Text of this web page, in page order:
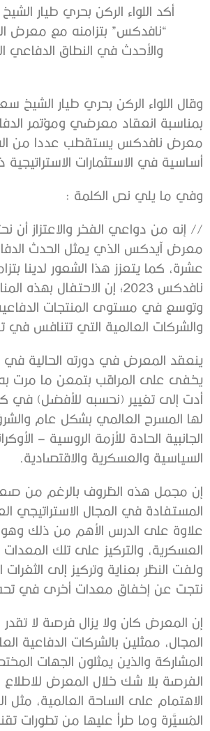
أكد اللواء الركن بحري طيار
والأحدث في النطاق الدفاعي
وقال اللواء الركن بحري طيار
معرض نافدكس يستقطب عددا من
أساسية في الاستثمارات
وفي ما يلي نص الكلمة :
// إنه من دواعي الفخر والاعتزاز أن
معرض آيدكس الذي يمثل الحدث
عشرة، كما يتعزز هذا الشعور لدينا
نافدكس 2023؛ إن
وتوسع في مستوى المنتجات
والشركات العالمية التي تتنافس في
ينعقد المعرض في دورته الحالية
أدت إلى تغيير (نحسبه للأفضل) في
لها المسرح العالمي بشكل عام
الجانبية الحادة للأزمة الروسية –
السياسية والعسكرية والاقتصادية.
إن مجمل هذه الظروف بالرغم من
المستفادة في المجال الاستراتيجي
علاوة على الدرس الأهم من ذلك وهو
العسكرية، والتركيز على تلك المعدات
ولفت النظر بعناية وتركيز إلى
نتجت عن إخفاق معدات أخرى في تحقيق
إن المعرض كان ولا يزال فرصة لا
المجال، ممثلين بالشركات الدفاعية
المشاركة والذين يمثلون الجهات
الفرصة بلا شك خلال المعرض للاطلاع
الاهتمام على الساحة العالمية،
المُسيَّرة وما طرأ عليها من تطورات